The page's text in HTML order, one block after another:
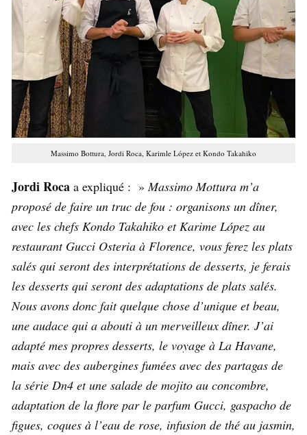
Massimo Bottura, Jordi Roca, Karimle López et Kondo Takahiko
Jordi Roca a expliqué : » Massimo Mottura m’a
proposé de faire un truc de fou : organisons un dîner,
avec les chefs Kondo Takahiko et Karime López au
restaurant Gucci Osteria à Florence, vous ferez les plats
salés qui seront des interprétations de desserts, je ferais
les desserts qui seront des adaptations de plats salés.
Nous avons donc fait quelque chose d’unique et beau,
une audace qui a abouti à un merveilleux dîner. J’ai
adapté mes propres desserts, le voyage à La Havane,
mais avec des aubergines fumées avec des partagas de
la série Dn4 et une salade de mojito au concombre,
adaptation de la flore par le parfum Gucci, gaspacho de
figues, coques à l’eau de rose, infusion de thé au jasmin,